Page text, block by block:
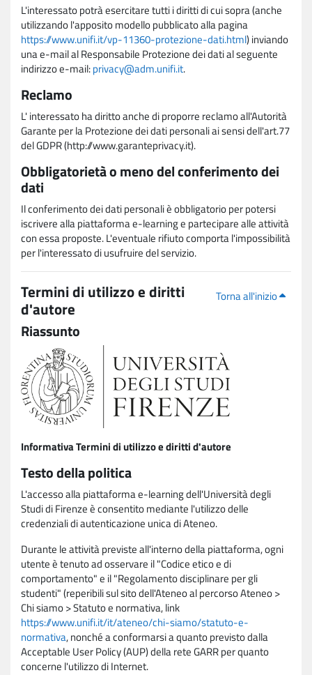
L'interessato potrà esercitare tutti i diritti di cui sopra (anche
utilizzando l'apposito modello pubblicato alla pagina
https://www.unifi.it/vp-11360-protezione-dati.html) inviando
una e-mail al Responsabile Protezione dei dati al seguente
indirizzo e-mail:privacy@adm.unifi.it.
Reclamo
L' interessato ha diritto anche di proporre reclamo all'Autorità
Garante per la Protezione dei dati personali ai sensi dell'art.77
del GDPR (http://www.garanteprivacy.it).
Obbligatorietà o meno del conferimento dei
dati
Il conferimento dei dati personali è obbligatorio per potersi
iscrivere alla piattaforma e-learning e partecipare alle attività
con essa proposte. L'eventuale rifiuto comporta l'impossibilità
per l'interessato di usufruire del servizio.
Torna all'inizio
Termini di utilizzo e diritti
d'autore
Riassunto
Informativa Termini di utilizzo e diritti d'autore
Testo della politica
L'accesso alla piattaforma e-learning dell'Università degli
Studi di Firenze è consentito mediante l'utilizzo delle
credenziali di autenticazione unica di Ateneo.
Durante le attività previste all'interno della piattaforma, ogni
utente è tenuto ad osservare il "Codice etico e di
comportamento" e il "Regolamento disciplinare per gli
studenti" (reperibili sul sito dell'Ateneo al percorso Ateneo >
Chi siamo > Statuto e normativa, link
https://www.unifi.it/it/ateneo/chi-siamo/statuto-e-
normativa, nonché a conformarsi a quanto previsto dalla
Acceptable User Policy (AUP) della rete GARR per quanto
concerne l'utilizzo di Internet.